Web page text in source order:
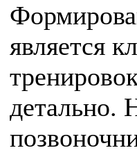
является
детально.